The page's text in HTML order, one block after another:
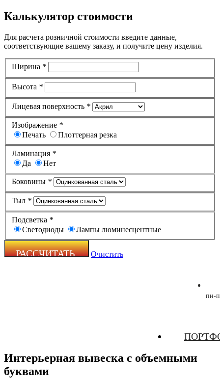
Калькулятор стоимости
Для расчета розничной стоимости введите данные,
соответствующие вашему заказу, и получите цену изделия.
Ширина *
Высота *
Лицевая поверхность *
Изображение *
Печать
Плоттерная резка
Ламинация *
Да
Нет
Боковины *
Тыл *
Подсветка *
Светодиоды
Лампы люминесцентные
Очистить
пн-
Интерьерная вывеска с объемными
буквами